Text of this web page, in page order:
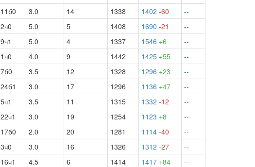
11б0 3.0 14 1338 1402 -60
--
2ч0 5.0 5 1408 1690 -21
--
9ч1 5.0 4 1337 1546 +6
--
1ч0 4.0 9 1442 1425 +55
--
7б0 3.5 12 1328 1296 +23
--
24б1 3.0 17 1296 1136 +47
--
5ч1 3.5 11 1315 1332 -12
--
22ч1 3.0 19 1254 1123 +8
--
17б0 2.0 20 1281 1114 -40
--
3ч0 3.0 16 1326 1312 -27
--
16ч1 4.5 6 1414 1417 +84
--